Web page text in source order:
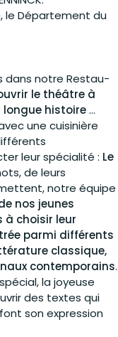
le Département du
dans notre Restau-
le théâtre à
histoire…
une cuisinière
leur spécialité : Le
de leurs
notre équipe
nos jeunes
à choisir leur
parmi différents
classique,
contemporains.
la joyeuse
des textes qui
son expression